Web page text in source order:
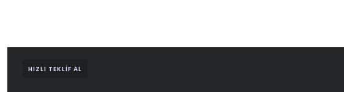
HIZLI TEKLIF AL